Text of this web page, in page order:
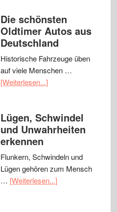
Die schönsten
Oldtimer Autos aus
Deutschland
Historische Fahrzeuge üben
auf viele Menschen …
[Weiterlesen...]
Lügen, Schwindel
und Unwahrheiten
erkennen
Flunkern, Schwindeln und
Lügen gehören zum Mensch
… [Weiterlesen...]